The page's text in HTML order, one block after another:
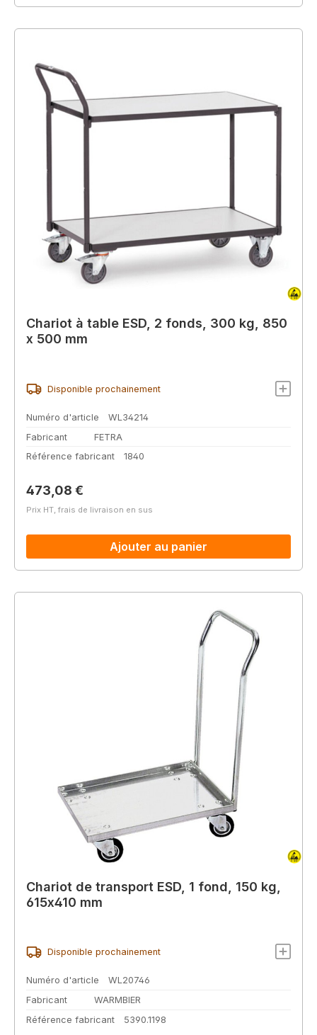
Chariot à table ESD, 2 fonds, 300 kg, 850
x 500 mm
Disponible prochainement
Numéro d'article
WL34214
Fabricant
FETRA
Référence fabricant
1840
Prix régulier :
473,08 €
Prix HT, frais de livraison en sus
Ajouter au panier
Chariot de transport ESD, 1 fond, 150 kg,
615x410 mm
Disponible prochainement
Numéro d'article
WL20746
Fabricant
WARMBIER
Référence fabricant
5390.1198